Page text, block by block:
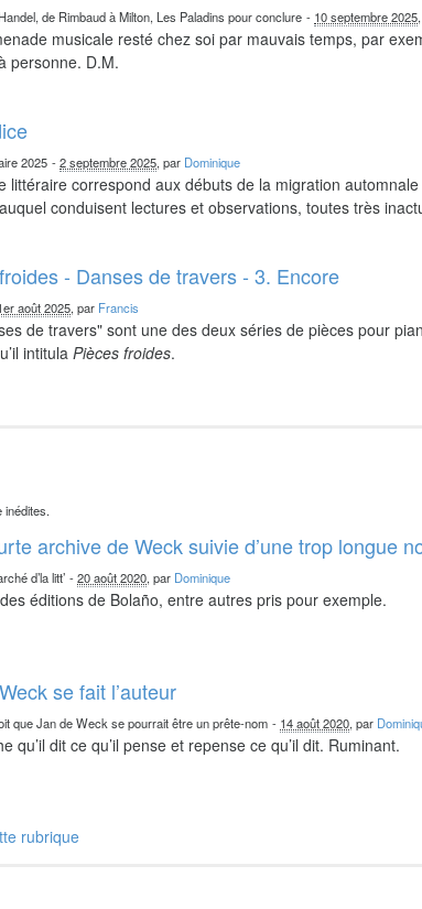
de Rimbaud à Milton, Les Paladins pour conclure - 10 septembre 2025
musicale resté chez soi par mauvais temps, par
personne. D.M.
2025 -2 septembre 2025, par Dominique
littéraire correspond aux débuts de la migration
conduisent lectures et observations, toutes très
- Danses de travers - 3. Encore
août 2025, par Francis
de travers" sont une des deux séries de pièces pour
intitulaPièces froides.
inédites.
archive de Weck suivie d’une trop longue
d’la litt’ -20 août 2020, par Dominique
éditions de Bolaño, entre autres pris pour exemple.
se fait l’auteur
que Jan de Weck se pourrait être un prête-nom - 14 août 2020, par
qu’il dit ce qu’il pense et repense ce qu’il dit. Ruminant.
rubrique